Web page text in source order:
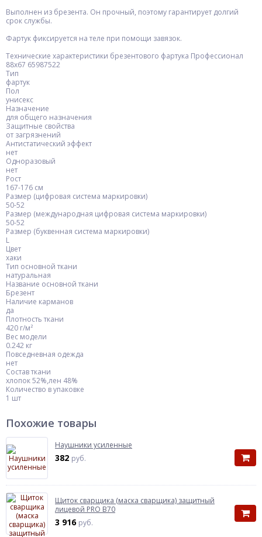
Выполнен из брезента. Он прочный, поэтому гарантирует долгий
срок службы.
Фартук фиксируется на теле при помощи завязок.
Технические характеристики брезентового фартука Профессионал
88х67 65987522
Тип
фартук
Пол
унисекс
Назначение
для общего назначения
Защитные свойства
от загрязнений
Антистатический эффект
нет
Одноразовый
нет
Рост
167-176 см
Размер (цифровая система маркировки)
50-52
Размер (международная цифровая система маркировки)
50-52
Размер (буквенная система маркировки)
L
Цвет
хаки
Тип основной ткани
натуральная
Название основной ткани
Брезент
Наличие карманов
да
Плотность ткани
420 г/м²
Вес модели
0.242 кг
Повседневная одежда
нет
Состав ткани
хлопок 52%,лен 48%
Количество в упаковке
1 шт
Похожие товары
Наушники усиленные
382 руб.
Щиток сварщика (маска сварщика) защитный
лицевой PRO B70
3 916 руб.